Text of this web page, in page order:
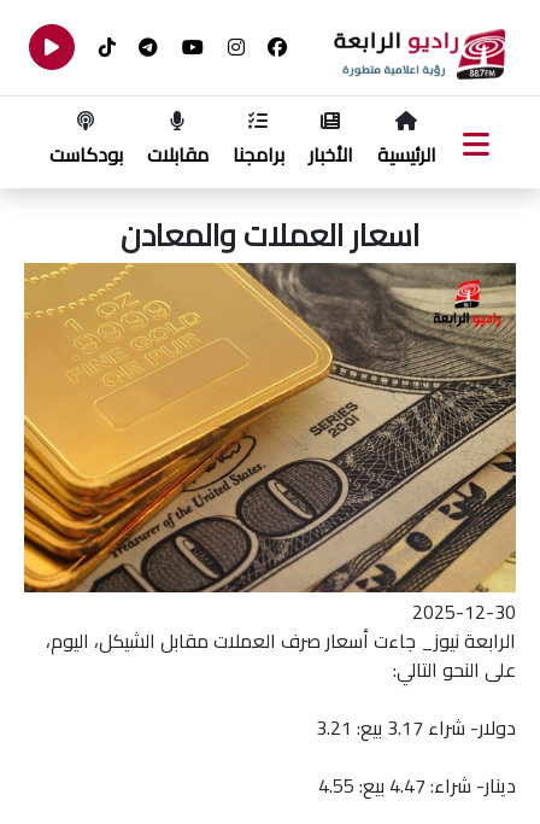
الرئيسية الأخبار برامجنا مقابلات بودكاست
اسعار العملات والمعادن
2025-12-30
الرابعة نيوز_ جاءت أسعار صرف العملات مقابل الشيكل، اليوم،
على النحو التالي:
دولار- شراء 3.17 بيع: 3.21
دينار- شراء: 4.47 بيع: 4.55